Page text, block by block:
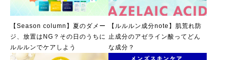
【Season column】夏のダメー
ジ、放置はNG？その日のうちに
ルルルンでケアしよう
【ルルルン成分note】肌荒れ防
止成分のアゼライン酸ってどん
な成分？